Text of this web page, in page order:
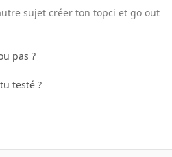
sujet créer ton topci et go out
pas ?
testé ?